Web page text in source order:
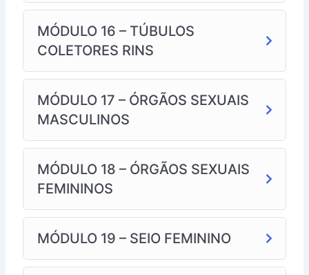
MÓDULO 16 – TÚBULOS
COLETORES RINS
MÓDULO 17 – ÓRGÃOS SEXUAIS
MASCULINOS
MÓDULO 18 – ÓRGÃOS SEXUAIS
FEMININOS
MÓDULO 19 – SEIO FEMININO